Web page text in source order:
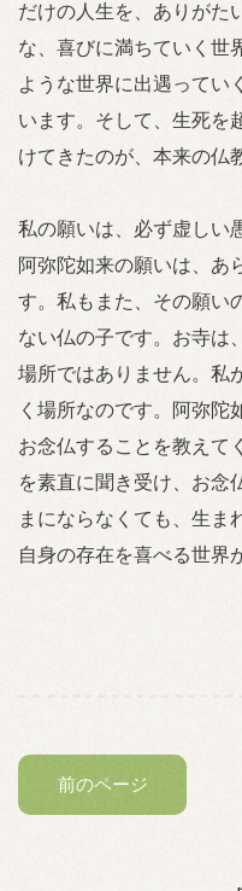
だけの人生を、ありがた
な、喜びに満ちていく世
ような世界に出遇ってい
います。そして、生死を
けてきたのが、本来の仏
私の願いは、必ず虚しい
阿弥陀如来の願いは、あ
す。私もまた、その願い
ない仏の子です。お寺は
場所ではありません。私
く場所なのです。阿弥陀
お念仏することを教えて
を素直に聞き受け、お念
まにならなくても、生ま
自身の存在を喜べる世界
前のページ